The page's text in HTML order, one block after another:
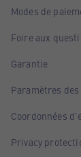
Modes de
Foire aux
Garantie
Paramètres
Coordonnées
Privacy